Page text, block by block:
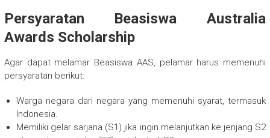
Persyaratan Beasiswa Australia
Awards Scholarship
Agar dapat melamar Beasiswa AAS, pelamar harus memenuhi
persyaratan berikut:
Warga negara dari negara yang memenuhi syarat, termasuk
Indonesia.
Memiliki gelar sarjana (S1) jika ingin melanjutkan ke jenjang S2